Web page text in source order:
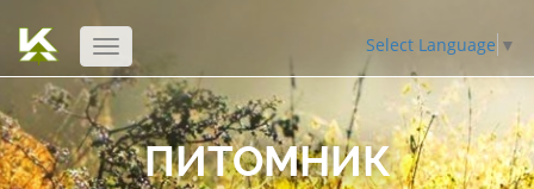
Открыть
навигацию
Select Language ▼
ПИТОМНИК